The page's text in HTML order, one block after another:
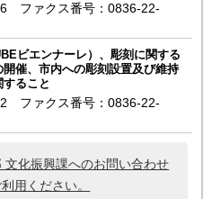
ファクス番号：0836-22-
ビエンナーレ）、彫刻に関する
催、市内への彫刻設置及び維持
ること
ファクス番号：0836-22-
文化振興課へのお問い合わせ
用ください。